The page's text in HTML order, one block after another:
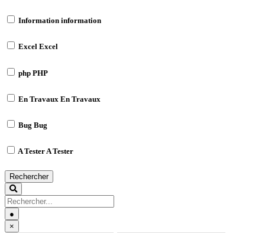
Information information
Excel Excel
php PHP
En Travaux En Travaux
Bug Bug
A TesterA Tester
Rechercher
●
×